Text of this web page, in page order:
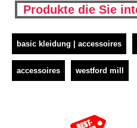
Produkte die Sie
basic kleidung | accessoires
accessoires westford mill